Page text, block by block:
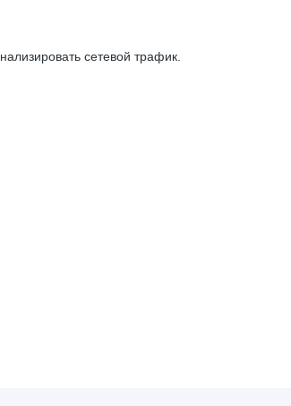
сетевой трафик.